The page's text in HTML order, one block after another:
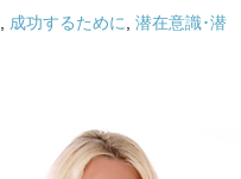
成功するために
潜在意識･潜